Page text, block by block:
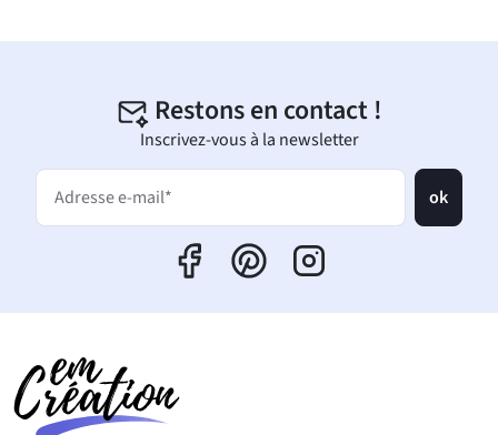
Restons en contact !
Inscrivez-vous à la newsletter
Adresse e-mail* ok